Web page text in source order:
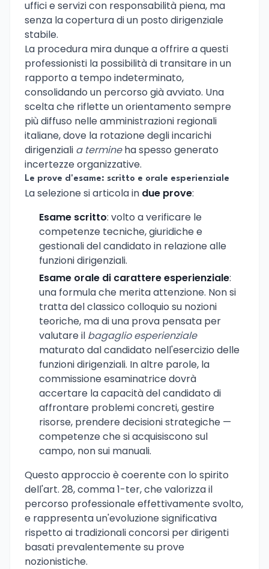
uffici e servizi con responsabilità piena, ma
senza la copertura di un posto dirigenziale
stabile.
La procedura mira dunque a offrire a questi
professionisti la possibilità di transitare in un
rapporto a tempo indeterminato,
consolidando un percorso già avviato. Una
scelta che riflette un orientamento sempre
più diffuso nelle amministrazioni regionali
italiane, dove la rotazione degli incarichi
dirigenziali a termineha spesso generato
incertezze organizzative.
Le prove d'esame: scritto e orale esperienziale
La selezione si articola in due prove:
Esame scritto: volto a verificare le
competenze tecniche, giuridiche e
gestionali del candidato in relazione alle
funzioni dirigenziali.
Esame orale di carattere esperienziale:
una formula che merita attenzione. Non si
tratta del classico colloquio su nozioni
teoriche, ma di una prova pensata per
valutare il bagaglio esperienziale
maturato dal candidato nell'esercizio delle
funzioni dirigenziali. In altre parole, la
commissione esaminatrice dovrà
accertare la capacità del candidato di
affrontare problemi concreti, gestire
risorse, prendere decisioni strategiche —
competenze che si acquisiscono sul
campo, non sui manuali.
Questo approccio è coerente con lo spirito
dell'art. 28, comma 1-ter, che valorizza il
percorso professionale effettivamente svolto,
e rappresenta un'evoluzione significativa
rispetto ai tradizionali concorsi per dirigenti
basati prevalentemente su prove
nozionistiche.